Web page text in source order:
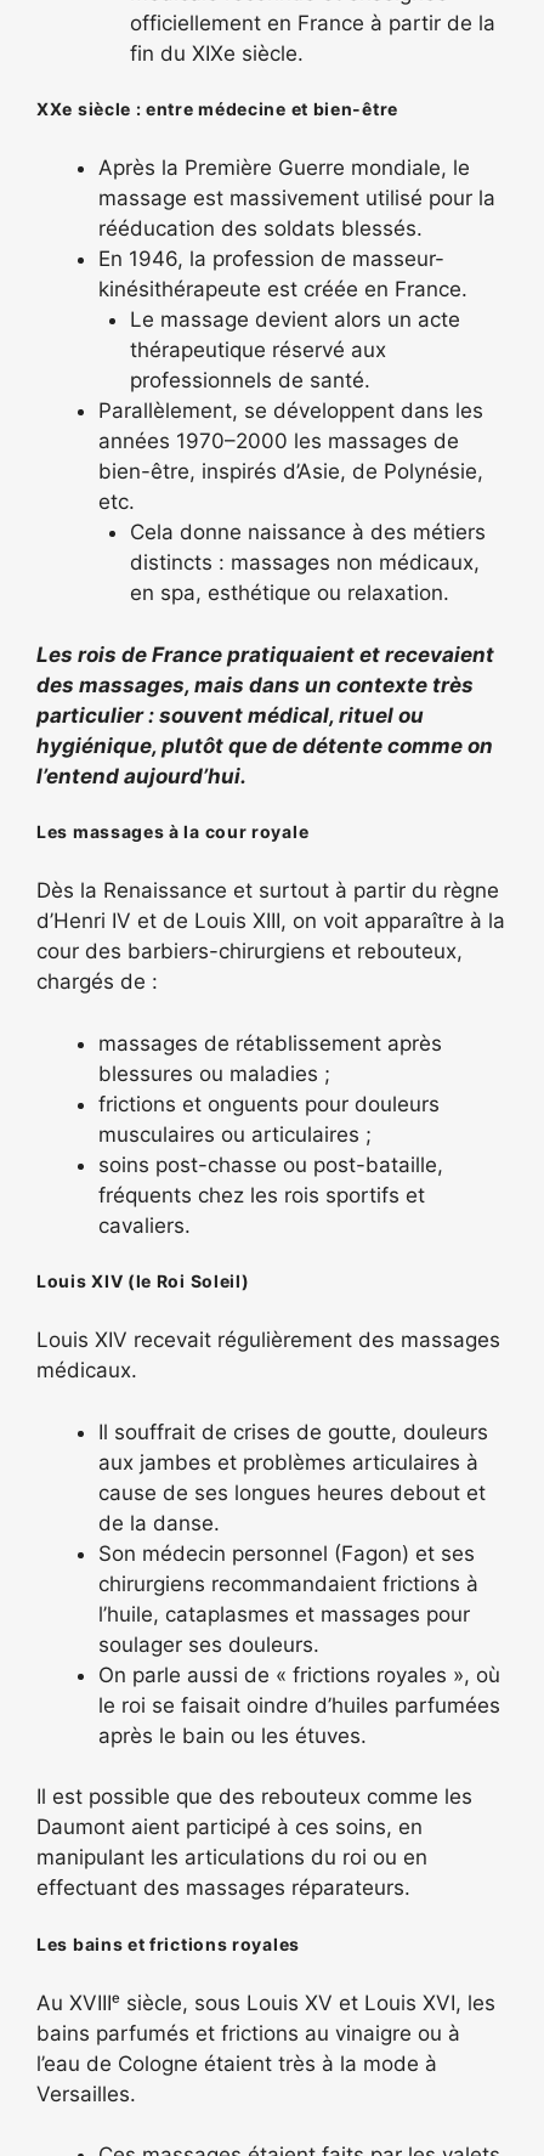
officiellement en France à partir de la
fin du XIXe siècle.
XXe siècle : entre médecine et bien-être
Après la Première Guerre mondiale, le
massage est massivement utilisé pour la
rééducation des soldats blessés.
En 1946, la profession de masseur-
kinésithérapeute est créée en France.
Le massage devient alors un acte
thérapeutique réservé aux
professionnels de santé.
Parallèlement, se développent dans les
années 1970–2000 les massages de
bien-être, inspirés d’Asie, de Polynésie,
etc.
Cela donne naissance à des métiers
distincts : massages non médicaux,
en spa, esthétique ou relaxation.
Les rois de France pratiquaient et recevaient
des massages, mais dans un contexte très
particulier : souvent médical, rituel ou
hygiénique, plutôt que de détente comme on
l’entend aujourd’hui.
Les massages à la cour royale
Dès la Renaissance et surtout à partir du règne
d’Henri IV et de Louis XIII, on voit apparaître à la
cour des barbiers-chirurgiens et rebouteux,
chargés de :
massages de rétablissement après
blessures ou maladies ;
frictions et onguents pour douleurs
musculaires ou articulaires ;
soins post-chasse ou post-bataille,
fréquents chez les rois sportifs et
cavaliers.
Louis XIV (le Roi Soleil)
Louis XIV recevait régulièrement des massages
médicaux.
Il souffrait de crises de goutte, douleurs
aux jambes et problèmes articulaires à
cause de ses longues heures debout et
de la danse.
Son médecin personnel (Fagon) et ses
chirurgiens recommandaient frictions à
l’huile, cataplasmes et massages pour
soulager ses douleurs.
On parle aussi de « frictions royales », où
le roi se faisait oindre d’huiles parfumées
après le bain ou les étuves.
Il est possible que des rebouteux comme les
Daumont aient participé à ces soins, en
manipulant les articulations du roi ou en
effectuant des massages réparateurs.
Les bains et frictions royales
Au XVIIIᵉ siècle, sous Louis XV et Louis XVI, les
bains parfumés et frictions au vinaigre ou à
l’eau de Cologne étaient très à la mode à
Versailles.